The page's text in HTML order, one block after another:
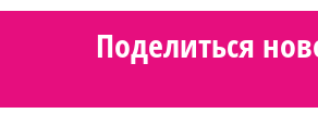
Поделиться